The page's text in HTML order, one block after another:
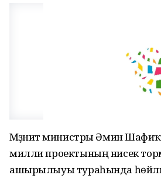
Мәҙәниәт министры Әминә
милли проектының нисек
ашырылыуы тураһында